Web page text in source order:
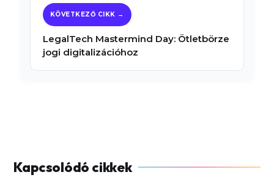
LegalTech Mastermind Day: Ötletbörze
jogi digitalizációhoz